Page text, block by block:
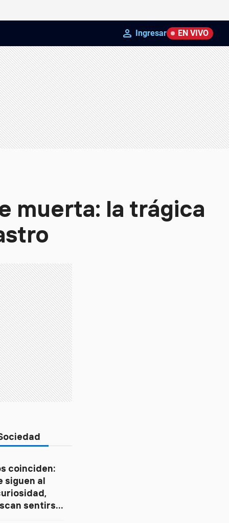
Ingresar EN VIVO
muerta: la trágica
coinciden:
siguen al
sentirse